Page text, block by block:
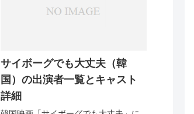
サイボーグでも大丈夫（韓
国）の出演者一覧とキャスト
詳細